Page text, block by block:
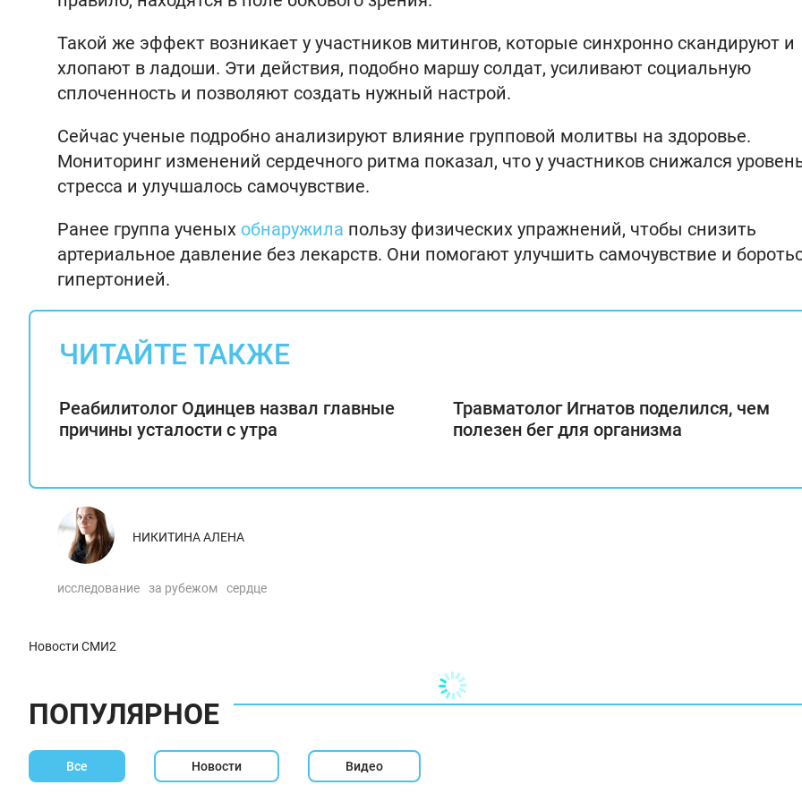
Такой же эффект возникает у участников митингов, которые синхронно скандируют и
хлопают в ладоши. Эти действия, подобно маршу солдат, усиливают социальную
сплоченность и позволяют создать нужный настрой.
Сейчас ученые подробно анализируют влияние групповой молитвы на здоровье.
Мониторинг изменений сердечного ритма показал, что у участников снижался
стресса и улучшалось самочувствие.
Ранее группа ученых обнаружила пользу физических упражнений, чтобы снизить
артериальное давление без лекарств. Они помогают улучшить самочувствие и
гипертонией.
ЧИТАЙТЕ ТАКЖЕ
Реабилитолог Одинцев назвал главные
причины усталости с утра
Травматолог Игнатов поделился, чем
полезен бег для организма
НИКИТИНА АЛЕНА
исследование за рубежом сердце
Новости СМИ2
ПОПУЛЯРНОЕ
Все Новости Видео